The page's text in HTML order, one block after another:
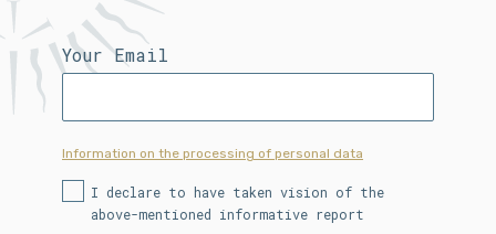
Your Email
Information on the processing of personal data
I declare to have taken vision of the
above-mentioned informative report